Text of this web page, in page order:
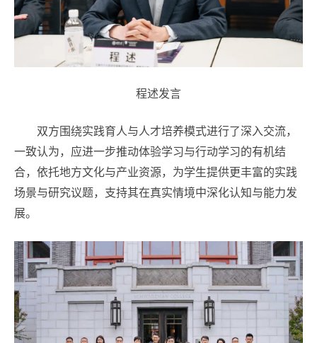
程述发言
双方围绕实践育人与人才培养模式进行了深入交流，
一致认为，应进一步推动体验学习与行动学习的有机结
合，依托地方文化与产业资源，为学生提供更丰富的实践
场景与研究议题，支持其在真实情境中深化认知与能力发
展。